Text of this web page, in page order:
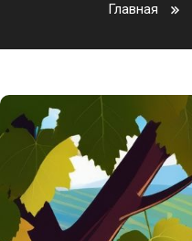
Главная